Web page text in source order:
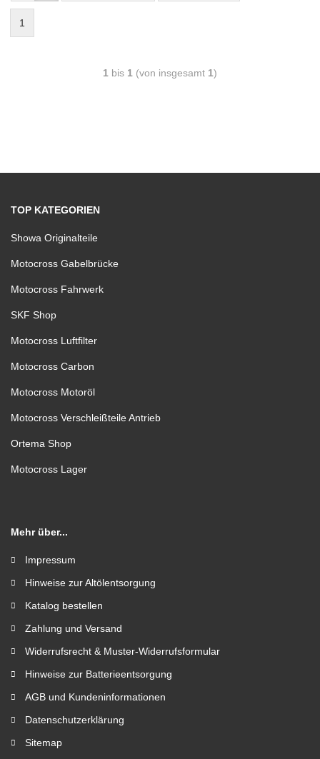
1
1 bis 1 (von insgesamt 1)
TOP KATEGORIEN
Showa Originalteile
Motocross Gabelbrücke
Motocross Fahrwerk
SKF Shop
Motocross Luftfilter
Motocross Carbon
Motocross Motoröl
Motocross Verschleißteile Antrieb
Ortema Shop
Motocross Lager
Mehr über...
Impressum
Hinweise zur Altölentsorgung
Katalog bestellen
Zahlung und Versand
Widerrufsrecht & Muster-Widerrufsformular
Hinweise zur Batterieentsorgung
AGB und Kundeninformationen
Datenschutzerklärung
Sitemap